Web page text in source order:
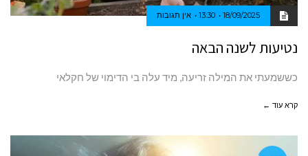
18/09/2025
13:30 אין תגובות
נטיעות לשנה הבאה
כששמעתי את המילה זריעה, מיד עלה בי הדימוי של חקלאי
קרא עוד ←